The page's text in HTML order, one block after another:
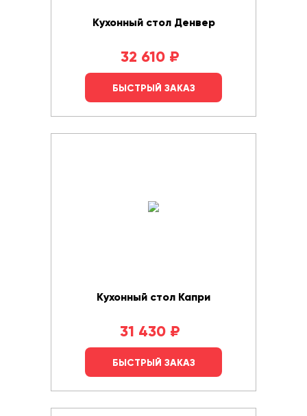
Кухонный стол Денвер
32 610 ₽
БЫСТРЫЙ ЗАКАЗ
Кухонный стол Капри
31 430 ₽
БЫСТРЫЙ ЗАКАЗ